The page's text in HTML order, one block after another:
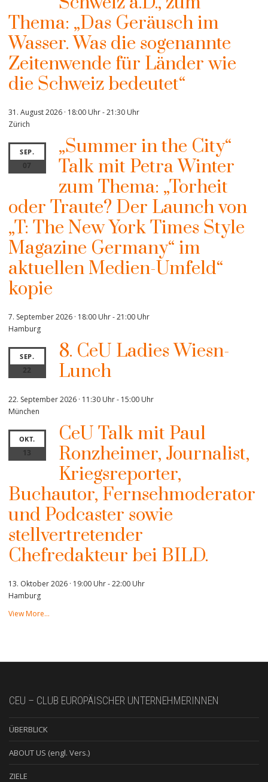
Thema: „Das Geräusch im
Wasser. Was die sogenannte
Zeitenwende für Länder wie
die Schweiz bedeutet“
31. August 2026 · 18:00 Uhr-21:30 Uhr
Zürich
SEP.
07
„Summer in the City“
Talk mit Petra Winter
zum Thema: „Torheit
oder Traute? Der Launch von
„T: The New York Times Style
Magazine Germany“ im
aktuellen Medien-Umfeld“
kopie
7. September 2026 · 18:00 Uhr-21:00 Uhr
Hamburg
SEP.
22
8. CeU Ladies Wiesn-
Lunch
22. September 2026 · 11:30 Uhr- 15:00 Uhr
München
OKT.
13
CeU Talk mit Paul
Ronzheimer, Journalist,
Kriegsreporter,
Buchautor, Fernsehmoderator
und Podcaster sowie
stellvertretender
Chefredakteur bei BILD.
13. Oktober 2026 · 19:00 Uhr-22:00 Uhr
Hamburg
View More…
CEU – CLUB EUROPÄISCHER UNTERNEHMERINNEN
ÜBERBLICK
ABOUT US (engl. Vers.)
ZIELE